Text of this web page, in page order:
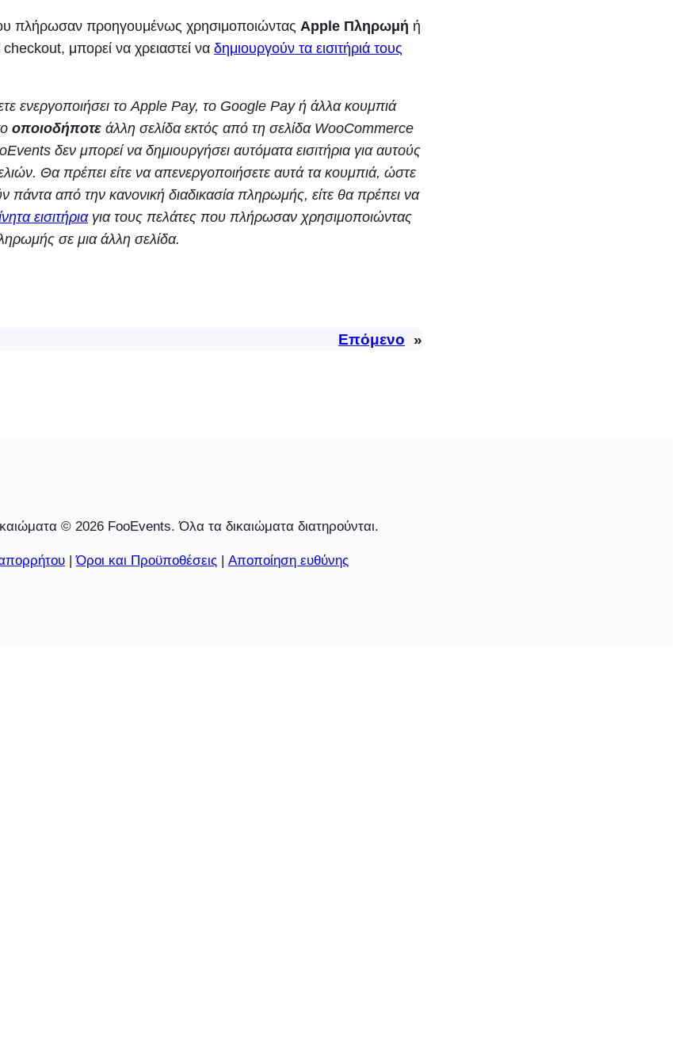
πλήρωσαν προηγουμένως χρησιμοποιώντας Apple Πληρωμή ή
μπορεί να χρειαστεί να δημιουργούν τα εισιτήριά τους
ενεργοποιήσει το Apple Pay, το Google Pay ή άλλα κουμπιά
οποιοδήποτε άλλη σελίδα εκτός από τη σελίδα WooCommerce
δεν μπορεί να δημιουργήσει αυτόματα εισιτήρια για αυτούς
Θα πρέπει είτε να απενεργοποιήσετε αυτά τα κουμπιά, ώστε
πάντα από την κανονική διαδικασία πληρωμής, είτε θα πρέπει να
εισιτήριαγια τους πελάτες που πλήρωσαν χρησιμοποιώντας
σε μια άλλη σελίδα.
Επόμενο »
© 2026 FooEvents. Όλα τα δικαιώματα διατηρούνται.
|Όροι και Προϋποθέσεις | Αποποίηση ευθύνης